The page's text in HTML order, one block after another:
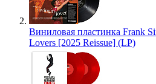
Виниловая пластинка Frank
Lovers [2025 Reissue] (LP)